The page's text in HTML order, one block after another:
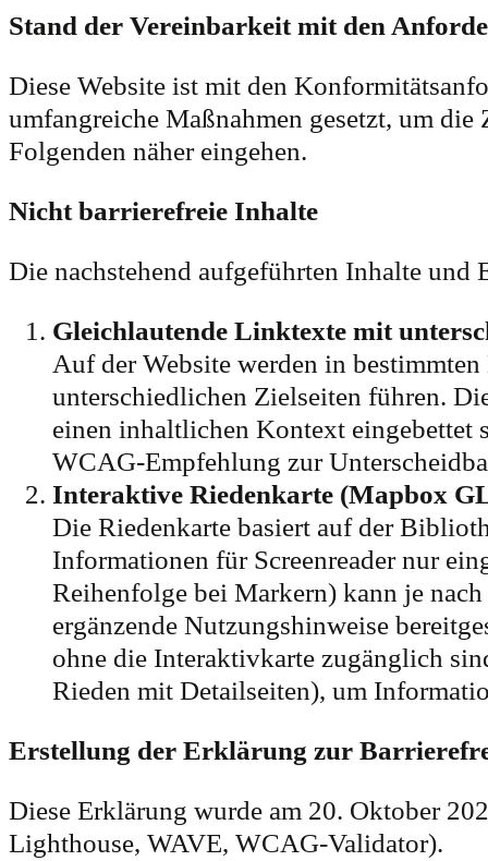
Stand der Vereinbarkeit mit den
Diese Website ist mit den
umfangreiche Maßnahmen gesetzt, um
Folgenden näher eingehen.
Nicht barrierefreie Inhalte
Die nachstehend aufgeführten Inhalte
Gleichlautende Linktexte mit
Auf der Website werden in
unterschiedlichen Zielseiten führen.
einen inhaltlichen Kontext
WCAG-Empfehlung zur
Interaktive Riedenkarte (Mapbox
Die Riedenkarte basiert auf der
Informationen für Screenreader nur
Reihenfolge bei Markern) kann je
ergänzende Nutzungshinweise
ohne die Interaktivkarte zugänglich
Rieden mit Detailseiten), um
Erstellung der Erklärung zur
Diese Erklärung wurde am 20. Oktober
Lighthouse, WAVE, WCAG-Validator).